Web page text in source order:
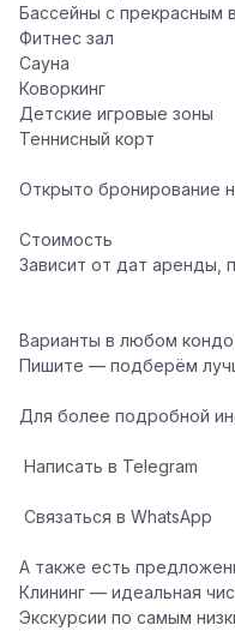
️Бассейны с прекрасным
️Фитнес зал
️Сауна
️Коворкинг
️Детские игровые зоны
️Теннисный корт
Открыто бронирование
Стоимость
Зависит от дат аренды,
Варианты в любом
Пишите — подберём
Для более подробной
Написать в Telegram
Связаться в WhatsApp
А также есть
Клининг — идеальная
Экскурсии по самым